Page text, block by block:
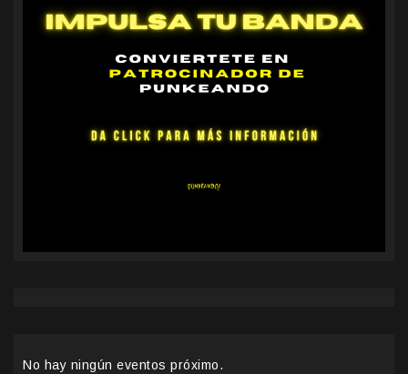
No hay ningún eventos próximo.